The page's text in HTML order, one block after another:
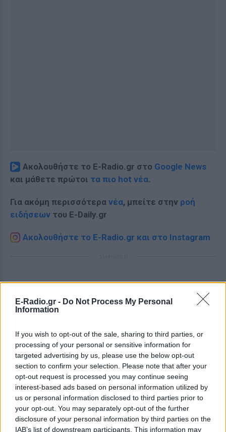
E-Radio.gr - Do Not Process My Personal
Information
If you wish to opt-out of the sale, sharing to third parties, or
processing of your personal or sensitive information for
targeted advertising by us, please use the below opt-out
section to confirm your selection. Please note that after your
opt-out request is processed you may continue seeing
interest-based ads based on personal information utilized by
us or personal information disclosed to third parties prior to
your opt-out. You may separately opt-out of the further
disclosure of your personal information by third parties on the
IAB’s list of downstream participants. This information may
Ακολουθήστε το E-Radio.gr στο Google News
και μάθετε πρώτοι τα πιο hot νέα.
Για ακόμη περισσότερα νέα, μπείτε στην ροή
ειδήσεων του E-Daily.gr
Ακολουθήστε το E-Radio.gr και στο Instagram